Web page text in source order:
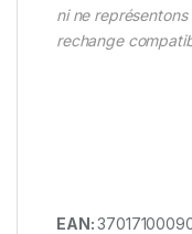
ni ne représentons
rechange
EAN: